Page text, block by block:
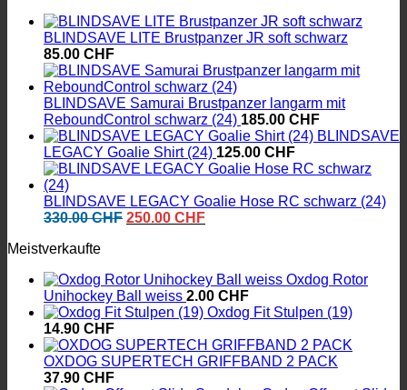
40.00 CHF
BLINDSAVE LITE Brustpanzer JR soft schwarz
85.00 CHF
BLINDSAVE Samurai Brustpanzer langarm mit
ReboundControl schwarz (24) 185.00 CHF
BLINDSAVE
LEGACY Goalie Shirt (24) 125.00 CHF
BLINDSAVE LEGACY Goalie Hose RC schwarz (24)
330.00CHF Ursprünglicher
250.00 CHFAktueller
Meistverkaufte
Oxdog Rotor
Unihockey Ball weiss 2.00 CHF
Oxdog Fit Stulpen (19)
14.90 CHF
OXDOG SUPERTECH GRIFFBAND 2 PACK
37.90 CHF